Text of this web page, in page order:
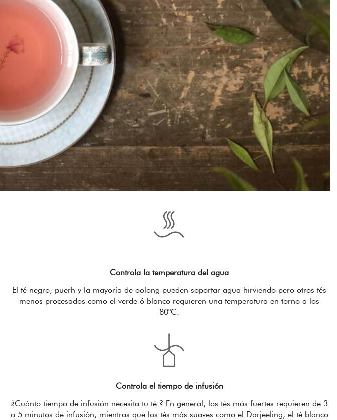
Controla la temperatura del agua
El té negro, puerh y la mayoría de oolong pueden soportar agua hirviendo pero otros tés
menos procesados como el verde ó blanco requieren una temperatura en torno a los
80°C.
Controla el tiempo de infusión
¿Cuánto tiempo de infusión necesita tu té ? En general, los tés más fuertes requieren de 3
a 5 minutos de infusión, mientras que los tés más suaves como el Darjeeling, el té blanco